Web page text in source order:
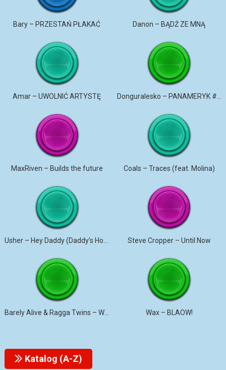
Bary – PRZESTAŃ PŁAKAĆ Danon – BĄDŹ ZE MNĄ
Amar – UWOLNIĆ ARTYSTĘ
MaxRiven – Builds the future Coals – Traces (feat. Molina)
Steve Cropper – Until Now
Barely Alive & Ragga Twins – We Set It Wax – BLAOW!
Katalog (A-Z)